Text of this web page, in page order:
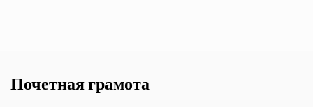
Почетная грамота